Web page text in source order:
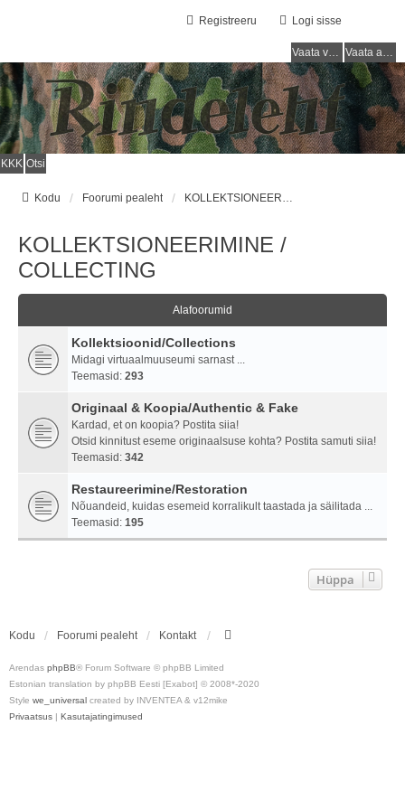
Logi sisse
Registreeru
Vaata vastamata teemasi Vaata aktiivseid teemasid
KKK Otsi
Kodu Foorumi pealeht KOLLEKTSIONEERIMINE / COLLECTING
KOLLEKTSIONEERIMINE /
COLLECTING
Alafoorumid
Kollektsioonid/Collections
Midagi virtuaalmuuseumi sarnast ...
Teemasid: 293
Originaal & Koopia/Authentic & Fake
Kardad, et on koopia? Postita siia!
Otsid kinnitust eseme originaalsuse kohta? Postita samuti siia!
Teemasid: 342
Restaureerimine/Restoration
Nõuandeid, kuidas esemeid korralikult taastada ja säilitada ...
Teemasid: 195
Hüppa
Kodu Foorumi pealeht Kontakt
Arendas phpBB® Forum Software © phpBB Limited
Estonian translation by phpBB Eesti [Exabot] © 2008*-2020
Style we_universal created by INVENTEA & v12mike
Privaatsus | Kasutajatingimused